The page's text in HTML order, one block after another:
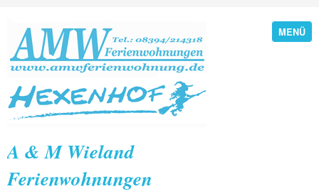
MENÜ
A & M Wieland
Ferienwohnungen